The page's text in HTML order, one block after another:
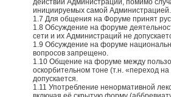
действий Администрации, помимо
инициируемых самой Администрацией.
1.7 Для общения на Форуме принят
1.8 Обсуждение на форуме
сети и их Администраций не
1.9 Обсуждение на форуме
вопросов запрещено.
1.10 Общение на форуме между
оскорбительном тоне (т.н. «переход
допускается.
1.11 Употребление ненормативной